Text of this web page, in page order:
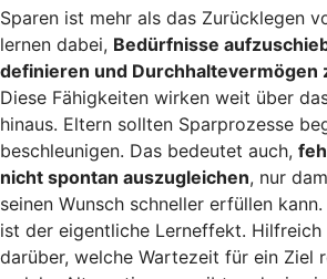
Sparen ist mehr als das Zurücklegen
lernen dabei, Bedürfnisse
definieren und Durchhaltevermögen
Diese Fähigkeiten wirken weit über
hinaus. Eltern sollten Sparprozesse
beschleunigen. Das bedeutet auch,
nicht spontan auszugleichen, nur
seinen Wunsch schneller erfüllen
ist der eigentliche Lerneffekt. Hilfreich
darüber, welche Wartezeit für ein Ziel